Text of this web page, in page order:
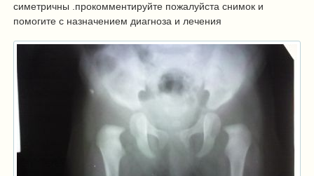
симетричны .прокомментируйте пожалуйста снимок и
помогите с назначением диагноза и лечения